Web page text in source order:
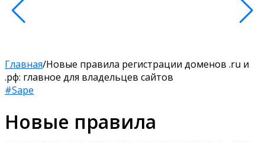
Главная/Новые правила регистрации доменов .ru и
.рф: главное для владельцев сайтов
#Sape
Новые правила